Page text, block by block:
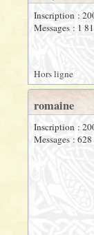
Inscription :
Messages : 1
Hors ligne
romaine
Inscription :
Messages : 628